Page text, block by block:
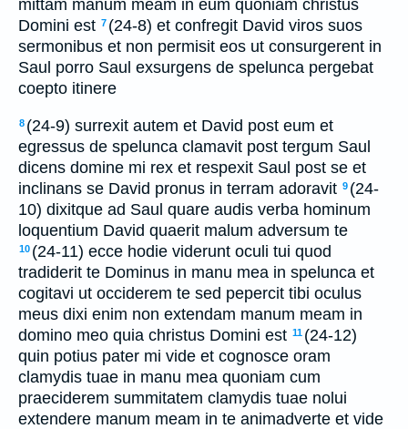
mittam manum meam in eum quoniam christus
Domini est 7 (24-8) et confregit David viros suos
sermonibus et non permisit eos ut consurgerent in
Saul porro Saul exsurgens de spelunca pergebat
coepto itinere
8 (24-9) surrexit autem et David post eum et
egressus de spelunca clamavit post tergum Saul
dicens domine mi rex et respexit Saul post se et
inclinans se David pronus in terram adoravit 9 (24-
10) dixitque ad Saul quare audis verba hominum
loquentium David quaerit malum adversum te
10 (24-11) ecce hodie viderunt oculi tui quod
tradiderit te Dominus in manu mea in spelunca et
cogitavi ut occiderem te sed pepercit tibi oculus
meus dixi enim non extendam manum meam in
domino meo quia christus Domini est 11 (24-12)
quin potius pater mi vide et cognosce oram
clamydis tuae in manu mea quoniam cum
praeciderem summitatem clamydis tuae nolui
extendere manum meam in te animadverte et vide